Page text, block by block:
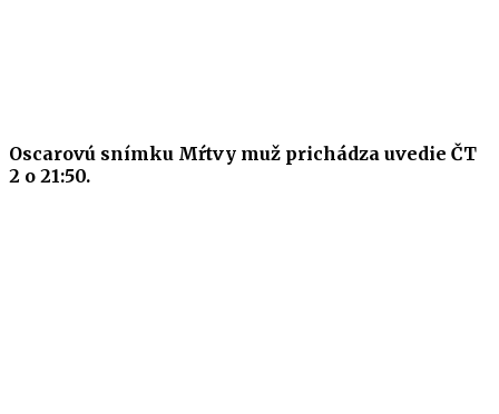
Oscarovú snímku Mŕtvy muž prichádza uvedie ČT
2 o 21:50.